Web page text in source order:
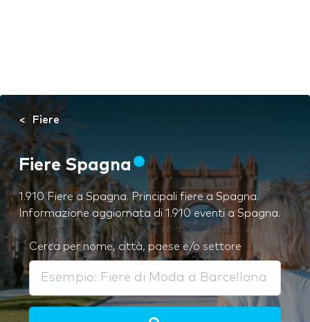
Fiere
Fiere Spagna
1.910 Fiere a Spagna. Principali fiere a Spagna.
Informazione aggiornata di 1.910 eventi a Spagna.
Cerca per nome, città, paese e/o settore